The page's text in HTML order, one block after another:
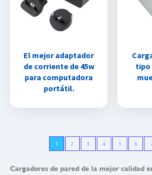
El mejor adaptador
de corriente de 45w
para computadora
portátil.
tipo
1 2 3 4 5 6
Cargadores de pared de la mejor calidad